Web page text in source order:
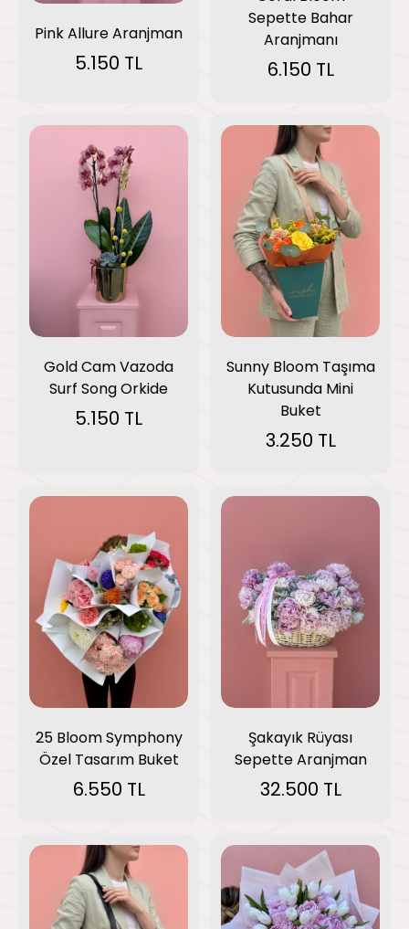
Pink Allure Aranjman
5.150 TL
Sepette Bahar
Aranjmanı
6.150 TL
Gold Cam Vazoda
Surf Song Orkide
5.150 TL
Sunny Bloom Taşıma
Kutusunda Mini
Buket
3.250 TL
25 Bloom Symphony
Özel Tasarım Buket
6.550 TL
Şakayık Rüyası
Sepette Aranjman
32.500 TL